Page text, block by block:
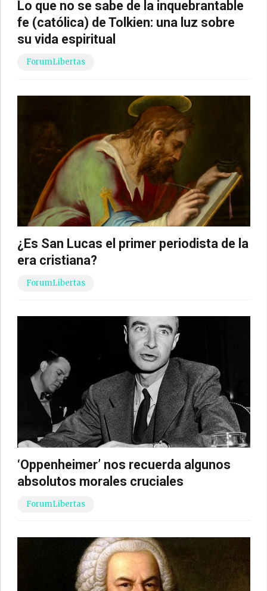
Lo que no se sabe de la inquebrantable
fe (católica) de Tolkien: una luz sobre
su vida espiritual
ForumLibertas
¿Es San Lucas el primer periodista de la
era cristiana?
ForumLibertas
‘Oppenheimer’ nos recuerda algunos
absolutos morales cruciales
ForumLibertas